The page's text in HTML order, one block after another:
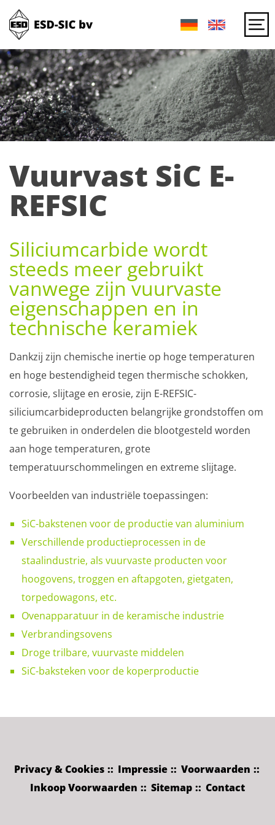
Vuurvast SiC E-
REFSIC
Siliciumcarbide wordt
steeds meer gebruikt
vanwege zijn vuurvaste
eigenschappen en in
technische keramiek
Dankzij zijn chemische inertie op hoge temperaturen
en hoge bestendigheid tegen thermische schokken,
corrosie, slijtage en erosie, zijn E-REFSIC-
siliciumcarbideproducten belangrijke grondstoffen om
te gebruiken in onderdelen die blootgesteld worden
aan hoge temperaturen, grote
temperatuurschommelingen en extreme slijtage.
Voorbeelden van industriële toepassingen:
SiC-bakstenen voor de productie van aluminium
Verschillende productieprocessen in de
staalindustrie, als vuurvaste producten voor
hoogovens, troggen en aftapgoten, gietgaten,
torpedowagons, etc.
Ovenapparatuur in de keramische industrie
Verbrandingsovens
Droge trilbare, vuurvaste middelen
SiC-baksteken voor de koperproductie
Privacy & Cookies Impressie
Voorwaarden
Inkoop Voorwaarden
Sitemap Contact